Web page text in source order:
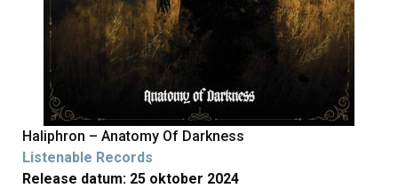
Haliphron – Anatomy Of Darkness
Listenable Records
Release datum: 25 oktober 2024